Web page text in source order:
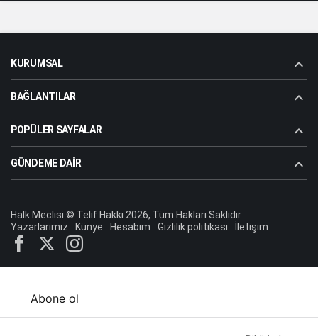
KURUMSAL
BAĞLANTILAR
POPÜLER SAYFALAR
GÜNDEME DAIR
Halk Meclisi © Telif Hakkı 2026, Tüm Hakları Saklıdır
Yazarlarımız
Künye Hesabım Gizlilik politikası İletişim
Abone ol